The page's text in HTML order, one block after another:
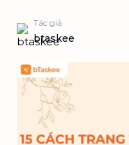
Tác giả
btaskee